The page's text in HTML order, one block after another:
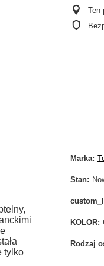
Ten
tylko
Marka
Stan
KOLOR
Rodzaj